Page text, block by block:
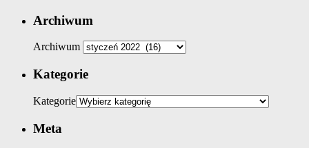
Archiwum
Archiwum
Kategorie
Kategorie
Meta